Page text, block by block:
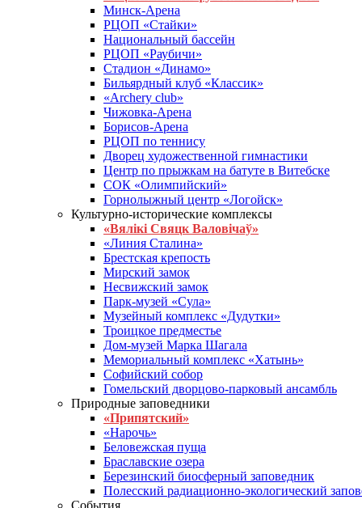
Минск-Арена
РЦОП «Стайки»
Национальный бассейн
РЦОП «Раубичи»
Стадион «Динамо»
Бильярдный клуб «Классик»
«Archery club»
Чижовка-Арена
Борисов-Арена
РЦОП по теннису
Дворец художественной гимнастики
Центр по прыжкам на батуте в Витебске
СОК «Олимпийский»
Горнолыжный центр «Логойск»
Культурно-исторические комплексы
«Вялікі Свяцк Валовічаў»
«Линия Сталина»
Брестская крепость
Мирский замок
Несвижский замок
Парк-музей «Сула»
Музейный комплекс «Дудутки»
Троицкое предместье
Дом-музей Марка Шагала
Мемориальный комплекс «Хатынь»
Софийский собор
Гомельский дворцово-парковый ансамбль
Природные заповедники
«Припятский»
«Нарочь»
Беловежская пуща
Браславские озера
Березинский биосферный заповедник
Полесский радиационно-экологический
События